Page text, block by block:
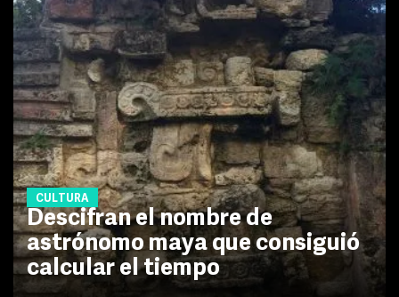
CULTURA
Descifran el nombre de
astrónomo maya que consiguió
calcular el tiempo